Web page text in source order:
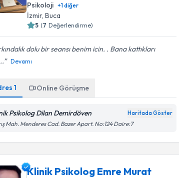
Psikoloji +1diğer
İzmir, Buca
5 (7 Değerlendirme)
dolu bir seansı benim icin. . Bana kattıkları
Devamı
1 Online Görüşme
Psikolog Dilan Demirdöven Haritada Göster
Mah. Menderes Cad. Bazer Apart. No:124 Daire:7
Klinik Psikolog Emre Murat